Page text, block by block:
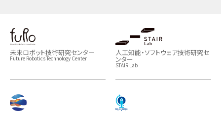
未来ロボット技術研究センター
Future Robotics Technology Center
人工知能・ソフトウェア技術研究セ
ンター
STAIR Lab